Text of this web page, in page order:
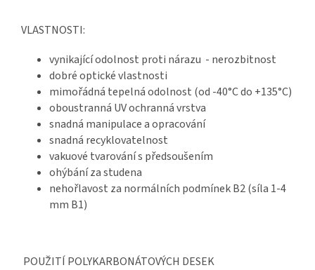
VLASTNOSTI:
vynikající odolnost proti nárazu - nerozbitnost
dobré optické vlastnosti
mimořádná tepelná odolnost (od -40°C do +135°C)
oboustranná UV ochranná vrstva
snadná manipulace a opracování
snadná recyklovatelnost
vakuové tvarování s předsoušením
ohýbání za studena
nehořlavost za normálních podmínek B2 (síla 1-4
mm B1)
POUŽITÍ POLYKARBONÁTOVÝCH DESEK